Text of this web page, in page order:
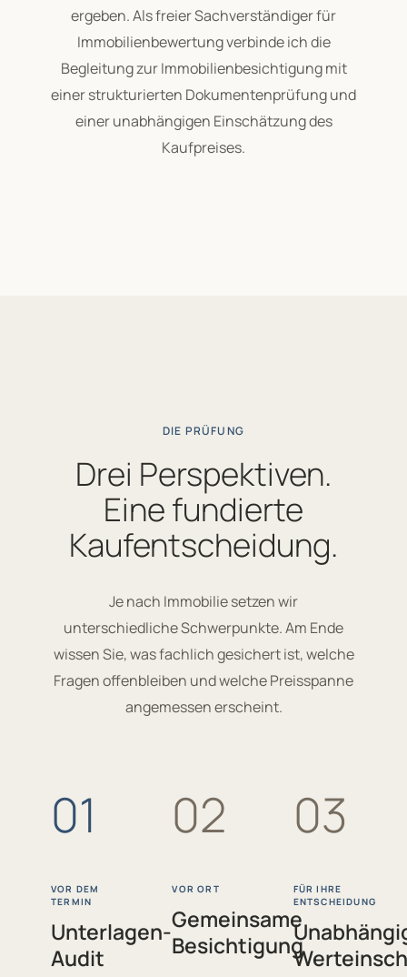
ergeben. Als freier Sachverständiger für
Immobilienbewertung verbinde ich die
Begleitung zur Immobilienbesichtigung mit
einer strukturierten Dokumentenprüfung und
einer unabhängigen Einschätzung des
Kaufpreises.
DIE PRÜFUNG
Drei Perspektiven.
Eine fundierte
Kaufentscheidung.
Je nach Immobilie setzen wir
unterschiedliche Schwerpunkte. Am Ende
wissen Sie, was fachlich gesichert ist, welche
Fragen offenbleiben und welche Preisspanne
angemessen erscheint.
01
VOR DEM
TERMIN
Unterlagen-
Audit
02
VOR ORT
Gemeinsame
Besichtigung
03
FÜR IHRE
ENTSCHEIDUNG